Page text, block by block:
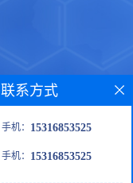
联系方式
手机： 15316853525
手机： 15316853525